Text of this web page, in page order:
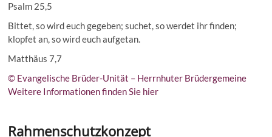
Psalm 25,5
Bittet, so wird euch gegeben; suchet, so werdet ihr finden;
klopfet an, so wird euch aufgetan.
Matthäus 7,7
© Evangelische Brüder-Unität – Herrnhuter Brüdergemeine
Weitere Informationen finden Sie hier
Rahmenschutzkonzept